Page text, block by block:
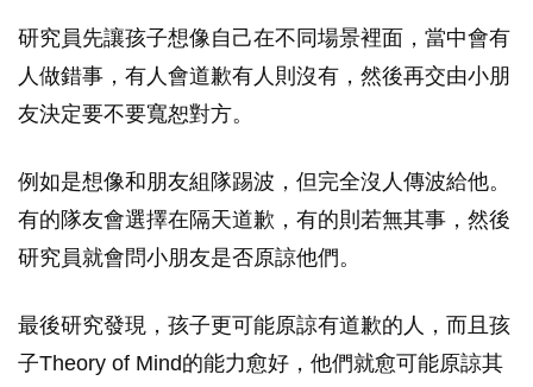
研究員先讓孩子想像自己在不同場景裡面，當中會有
人做錯事，有人會道歉有人則沒有，然後再交由小朋
友決定要不要寬恕對方。
例如是想像和朋友組隊踢波，但完全沒人傳波給他。
有的隊友會選擇在隔天道歉，有的則若無其事，然後
研究員就會問小朋友是否原諒他們。
最後研究發現，孩子更可能原諒有道歉的人，而且孩
子Theory of Mind的能力愈好，他們就愈可能原諒其